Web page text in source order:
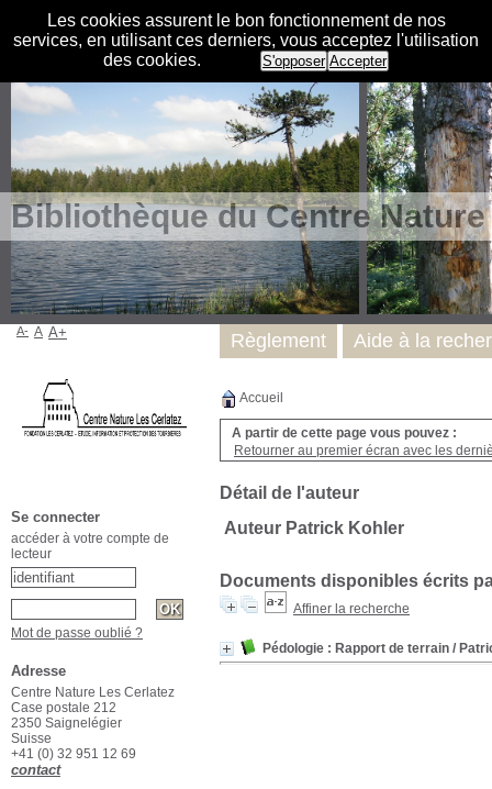
Les cookies assurent le bon fonctionnement de nos
services, en utilisant ces derniers, vous acceptez l'utilisation
des cookies.
S'opposer Accepter
Bibliothèque du Centre
Accueil
A partir de cette page vous pouvez :
Retourner au premier écran avec les
Détail de l'auteur
Auteur Patrick Kohler
Documents disponibles écrits
Affiner la recherche
Pédologie : Rapport de terrain /
Règlement Aide à la
A- A A+
Se connecter
accéder à votre compte de
lecteur
Mot de passe oublié ?
Adresse
Centre Nature Les Cerlatez
Case postale 212
2350 Saignelégier
Suisse
+41 (0) 32 951 12 69
contact